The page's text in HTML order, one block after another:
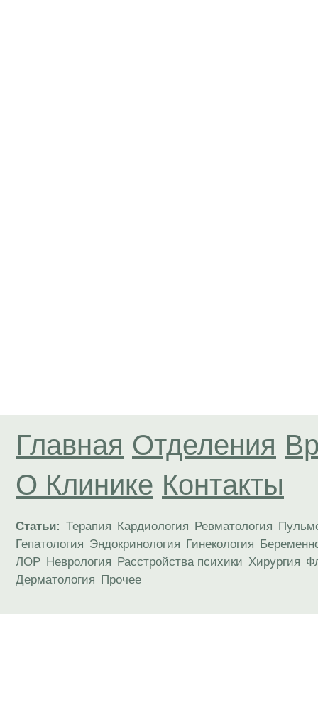
Главная Отделения
О Клинике Контакты
Статьи: Терапия Кардиология Ревматология
Гепатология Эндокринология Гинекология
ЛОР Неврология Расстройства психики Хирургия
Дерматология Прочее